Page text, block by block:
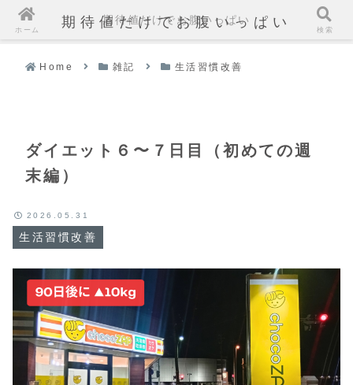
期待値だけでお腹いっぱい
Home 雑記 生活習慣改善
ダイエット６〜７日目（初めての週
末編）
生活習慣改善
2026.05.31
ホーム
期待値だけでお腹いっぱい
検索